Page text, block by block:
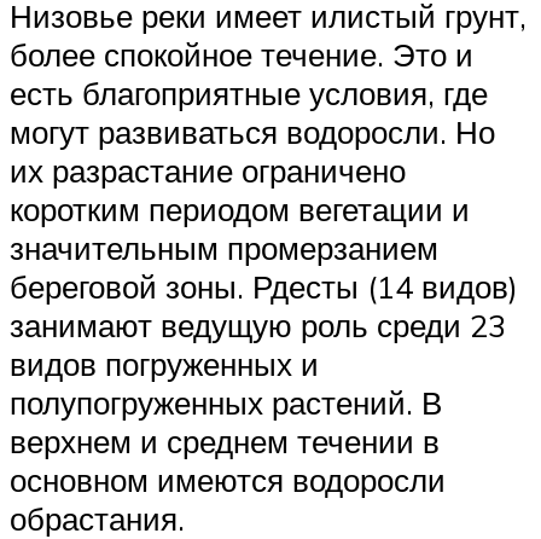
Низовье реки имеет илистый грунт,
более спокойное течение. Это и
есть благоприятные условия, где
могут развиваться водоросли. Но
их разрастание ограничено
коротким периодом вегетации и
значительным промерзанием
береговой зоны. Рдесты (14 видов)
занимают ведущую роль среди 23
видов погруженных и
полупогруженных растений. В
верхнем и среднем течении в
основном имеются водоросли
обрастания.